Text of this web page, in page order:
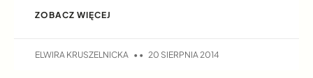
ZOBACZ WIĘCEJ
ELWIRA KRUSZELNICKA 20 SIERPNIA 2014